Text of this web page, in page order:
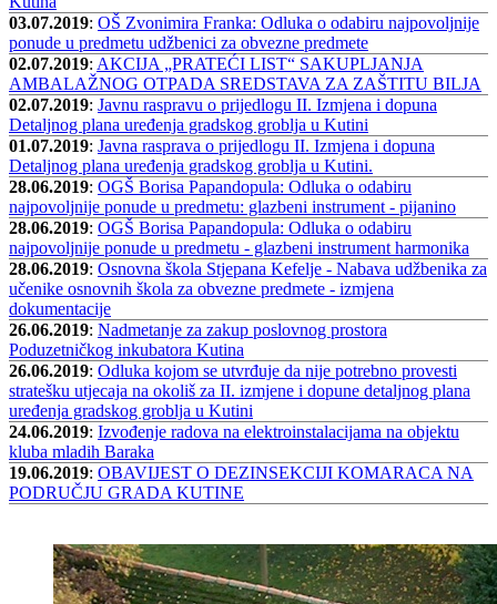
03.07.2019: OŠ Zvonimira Franka: Odluka o odabiru najpovoljnije
ponude u predmetu udžbenici za obvezne predmete
02.07.2019: AKCIJA „PRATEĆI LIST“ SAKUPLJANJA
AMBALAŽNOG OTPADA SREDSTAVA ZA ZAŠTITU BILJA
02.07.2019: Javnu raspravu o prijedlogu II. Izmjena i dopuna
Detaljnog plana uređenja gradskog groblja u Kutini
01.07.2019: Javna rasprava o prijedlogu II. Izmjena i dopuna
Detaljnog plana uređenja gradskog groblja u Kutini.
28.06.2019: OGŠ Borisa Papandopula: Odluka o odabiru
najpovoljnije ponude u predmetu: glazbeni instrument - pijanino
28.06.2019: OGŠ Borisa Papandopula: Odluka o odabiru
najpovoljnije ponude u predmetu - glazbeni instrument harmonika
28.06.2019: Osnovna škola Stjepana Kefelje - Nabava udžbenika za
učenike osnovnih škola za obvezne predmete - izmjena
dokumentacije
26.06.2019: Nadmetanje za zakup poslovnog prostora
Poduzetničkog inkubatora Kutina
26.06.2019: Odluka kojom se utvrđuje da nije potrebno provesti
stratešku utjecaja na okoliš za II. izmjene i dopune detaljnog plana
uređenja gradskog groblja u Kutini
24.06.2019: Izvođenje radova na elektroinstalacijama na objektu
kluba mladih Baraka
19.06.2019: OBAVIJEST O DEZINSEKCIJI KOMARACA NA
PODRUČJU GRADA KUTINE